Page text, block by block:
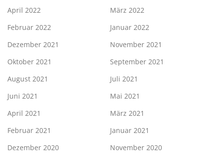
April 2022
März 2022
Februar 2022
Januar 2022
Dezember 2021
November 2021
Oktober 2021
September 2021
August 2021
Juli 2021
Juni 2021
Mai 2021
April 2021
März 2021
Februar 2021
Januar 2021
Dezember 2020
November 2020